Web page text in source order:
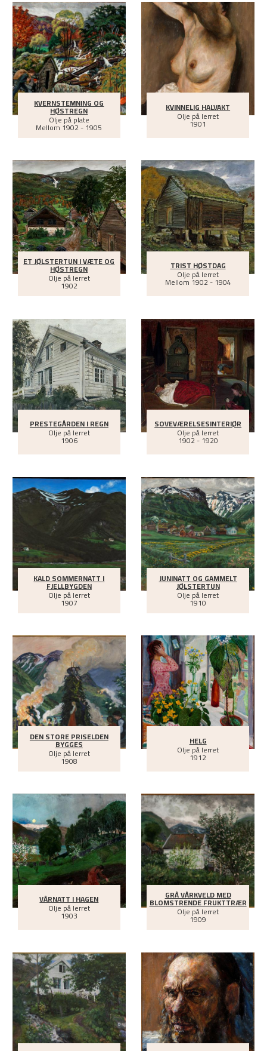
KVERNSTEMNING OG
HØSTREGN
Olje på plate
Mellom 1902 - 1905
KVINNELIG HALVAKT
Olje på lerret
1901
ET JØLSTERTUN I VÆTE OG
HØSTREGN
Olje på lerret
1902
TRIST HØSTDAG
Olje på lerret
Mellom 1902 - 1904
PRESTEGÅRDEN I REGN
Olje på lerret
1906
SOVEVÆRELSESINTERIØR
Olje på lerret
1902 - 1920
KALD SOMMERNATT I
FJELLBYGDEN
Olje på lerret
1907
JUNINATT OG GAMMELT
JØLSTERTUN
Olje på lerret
1910
DEN STORE PRISELDEN
BYGGES
Olje på lerret
1908
HELG
Olje på lerret
1912
VÅRNATT I HAGEN
Olje på lerret
1903
GRÅ VÅRKVELD MED
BLOMSTRENDE FRUKTTRÆR
Olje på lerret
1909